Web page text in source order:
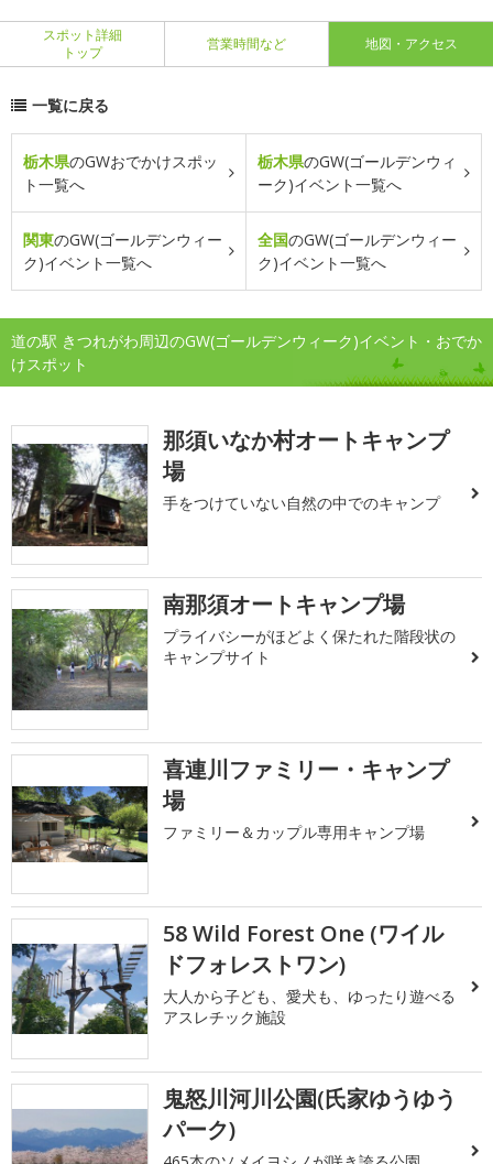
スポット詳細
トップ
営業時間など 地図・アクセス
一覧に戻る
栃木県のGWおでかけスポッ
ト一覧へ
栃木県のGW(ゴールデンウィ
ーク)イベント一覧へ
関東のGW(ゴールデンウィー
ク)イベント一覧へ
全国のGW(ゴールデンウィー
ク)イベント一覧へ
道の駅 きつれがわ周辺のGW(ゴールデンウィーク)イベント・おでか
けスポット
那須いなか村オートキャンプ
場
手をつけていない自然の中でのキャンプ
南那須オートキャンプ場
プライバシーがほどよく保たれた階段状の
キャンプサイト
喜連川ファミリー・キャンプ
場
ファミリー＆カップル専用キャンプ場
58 Wild Forest One (ワイル
ドフォレストワン)
大人から子ども、愛犬も、ゆったり遊べる
アスレチック施設
鬼怒川河川公園(氏家ゆうゆう
パーク)